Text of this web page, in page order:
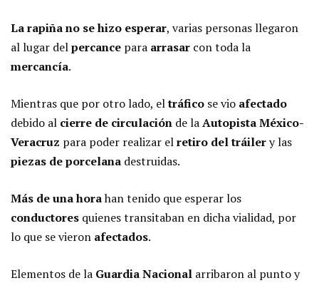
La rapiña no se hizo esperar, varias personas llegaron
al lugar delpercance para arrasar con toda la
mercancía.
Mientras que por otro lado, eltráfico se vio afectado
debido al cierre de circulación de laAutopista México-
Veracruz para poder realizar elretiro del tráilery las
piezas de porcelana destruidas.
Más de una horahan tenido que esperar los
conductores quienes transitaban en dicha vialidad, por
lo que se vieron afectados.
Elementos de la Guardia Nacional arribaron al punto y